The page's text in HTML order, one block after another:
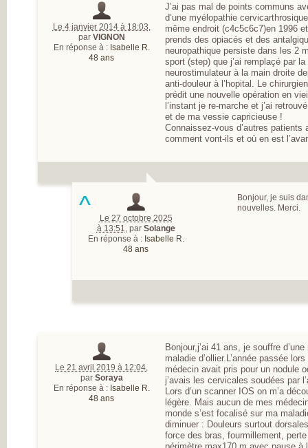
Le 4 janvier 2014 à 18:03
par VIGNON
En réponse à : Isabelle R.
48 ans
J’ai pas mal de points communs
d’une myélopathie
même endroit (c4c5c6c7)en 1996
prends des opiacés et des
neuropathique persiste dans les 2
sport (step) que j’ai remplaçé par
neurostimulateur à la main droite
anti-douleur à l’hopital. Le
prédit une nouvelle opération en
l’instant je re-marche et j’ai
et de ma vessie capricieuse !
Connaissez-vous d’autres
comment vont-ils et où en est
^
Le 27 octobre 2025
à 13:51
par Solange
En réponse à : Isabelle R.
48 ans
Bonjour, je suis
nouvelles. Merci.
Le 21 avril 2019 à 12:04
par Soraya
En réponse à : Isabelle R.
48 ans
Bonjour,j’ai 41 ans, je souffre
maladie d’ollier.L’année passée
médecin avait pris pour un nodule
j’avais les cervicales soudées par
Lors d’un scanner IOS on m’a
légère. Mais aucun de mes
monde s’est focalisé sur ma
diminuer : Douleurs surtout
force des bras, fourmillement,